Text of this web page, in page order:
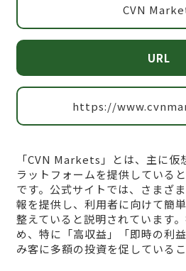
CVN
URL
https://
「CVN Markets」とは、主に仮
ラットフォームを提供している
です。公式サイトでは、さまざ
報を提供し、利用者に向けて簡
整えていると説明されています
め、特に「高収益」「即時の利
み客に多額の投資を促しているこ